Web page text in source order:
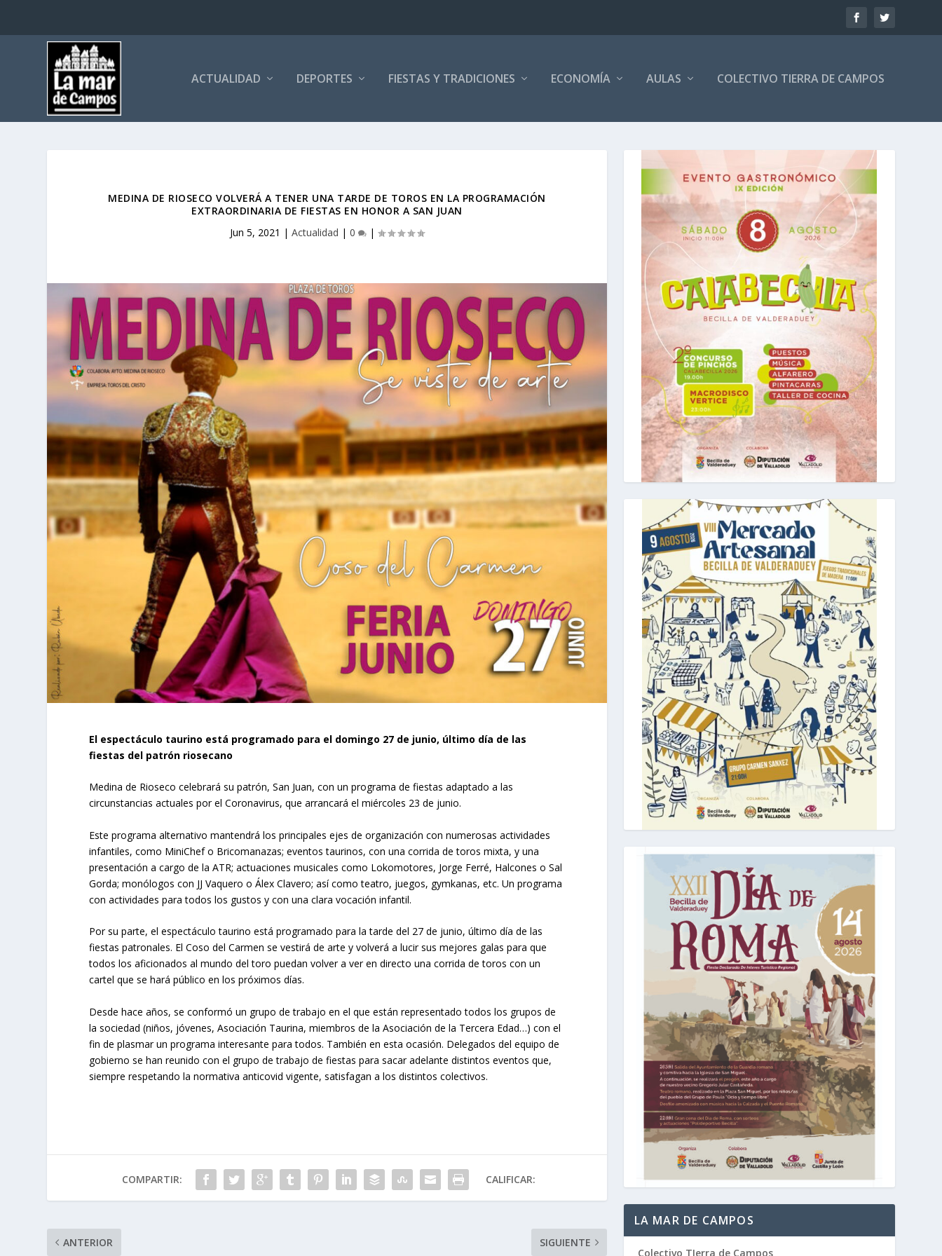
ACTUALIDAD DEPORTES FIESTAS Y TRADICIONES ECONOMÍA AULAS COLECTIVO TIERRA DE CAMPOS
MEDINA DE RIOSECO VOLVERÁ A TENER UNA TARDE DE TOROS EN LA PROGRAMACIÓN
EXTRAORDINARIA DE FIESTAS EN HONOR A SAN JUAN
Jun 5, 2021 | Actualidad | 0 |
El espectáculo taurino está programado para el domingo 27 de junio, último día de las
fiestas del patrón riosecano
Medina de Rioseco celebrará su patrón, San Juan, con un programa de fiestas adaptado a las
circunstancias actuales por el Coronavirus, que arrancará el miércoles 23 de junio.
Este programa alternativo mantendrá los principales ejes de organización con numerosas actividades
infantiles, como MiniChef o Bricomanazas; eventos taurinos, con una corrida de toros mixta, y una
presentación a cargo de la ATR; actuaciones musicales como Lokomotores, Jorge Ferré, Halcones o Sal
Gorda; monólogos con JJ Vaquero o Álex Clavero; así como teatro, juegos, gymkanas, etc. Un programa
con actividades para todos los gustos y con una clara vocación infantil.
Por su parte, el espectáculo taurino está programado para la tarde del 27 de junio, último día de las
fiestas patronales. El Coso del Carmen se vestirá de arte y volverá a lucir sus mejores galas para que
todos los aficionados al mundo del toro puedan volver a ver en directo una corrida de toros con un
cartel que se hará público en los próximos días.
Desde hace años, se conformó un grupo de trabajo en el que están representado todos los grupos de
la sociedad (niños, jóvenes, Asociación Taurina, miembros de la Asociación de la Tercera Edad…) con el
fin de plasmar un programa interesante para todos. También en esta ocasión. Delegados del equipo de
gobierno se han reunido con el grupo de trabajo de fiestas para sacar adelante distintos eventos que,
siempre respetando la normativa anticovid vigente, satisfagan a los distintos colectivos.
COMPARTIR: CALIFICAR:
ANTERIOR SIGUIENTE
LA MAR DE CAMPOS
Colectivo TIerra de Campos